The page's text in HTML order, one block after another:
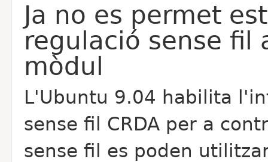
Ja no es permet
regulació sense fil
mòdul
L'Ubuntu 9.04 habilita
sense fil CRDA per a
sense fil es poden